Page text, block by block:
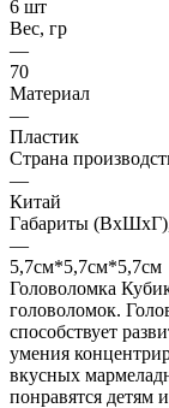
6 шт
Вес, гр
—
70
Материал
—
Пластик
Страна
—
Китай
Габариты
—
5,7см*5,7см*5,7см
Головоломка
головоломок.
способствует
умения
вкусных
понравятся детям